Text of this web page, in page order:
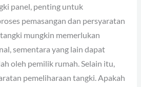
panel, penting untuk
pemasangan dan persyaratan
mungkin memerlukan
sementara yang lain dapat
oleh pemilik rumah. Selain itu,
pemeliharaan tangki. Apakah